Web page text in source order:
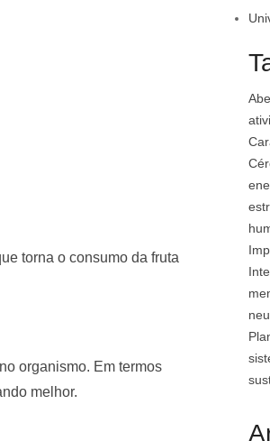
torna o consumo da fruta
organismo. Em termos
melhor.